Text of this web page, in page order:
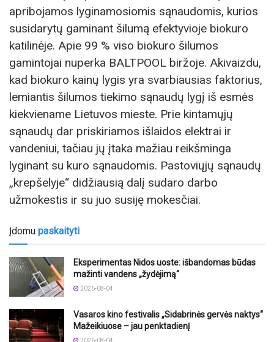
apribojamos lyginamosiomis sąnaudomis, kurios
susidarytų gaminant šilumą efektyvioje biokuro
katilinėje. Apie 99 % viso biokuro šilumos
gamintojai nuperka BALTPOOL biržoje. Akivaizdu,
kad biokuro kainų lygis yra svarbiausias faktorius,
lemiantis šilumos tiekimo sąnaudų lygį iš esmės
kiekviename Lietuvos mieste. Prie kintamųjų
sąnaudų dar priskiriamos išlaidos elektrai ir
vandeniui, tačiau jų įtaka mažiau reikšminga
lyginant su kuro sąnaudomis. Pastoviųjų sąnaudų
„krepšelyje“ didžiausią dalį sudaro darbo
užmokestis ir su juo susiję mokesčiai.
Įdomu paskaityti
Eksperimentas Nidos uoste: išbandomas būdas
mažinti vandens „žydėjimą“
2026-08-04
Vasaros kino festivalis „Sidabrinės gervės naktys“
Mažeikiuose – jau penktadienį
2026-08-04